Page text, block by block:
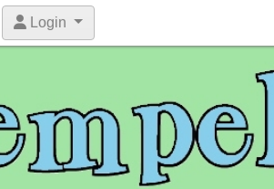
Login